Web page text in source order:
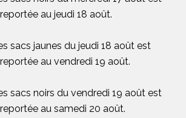
au jeudi 18 août.
sacs jaunes du jeudi 18 août est
au vendredi 19 août.
sacs noirs du vendredi 19 août est
au samedi 20 août.